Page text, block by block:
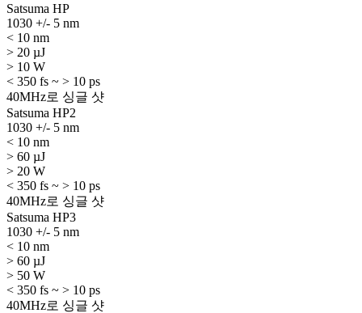
Satsuma HP
1030 +/- 5 nm
< 10 nm
> 20 µJ
> 10 W
< 350 fs ~ > 10 ps
40MHz로 싱글 샷
Satsuma HP2
1030 +/- 5 nm
< 10 nm
> 60 µJ
> 20 W
< 350 fs ~ > 10 ps
40MHz로 싱글 샷
Satsuma HP3
1030 +/- 5 nm
< 10 nm
> 60 µJ
> 50 W
< 350 fs ~ > 10 ps
40MHz로 싱글 샷